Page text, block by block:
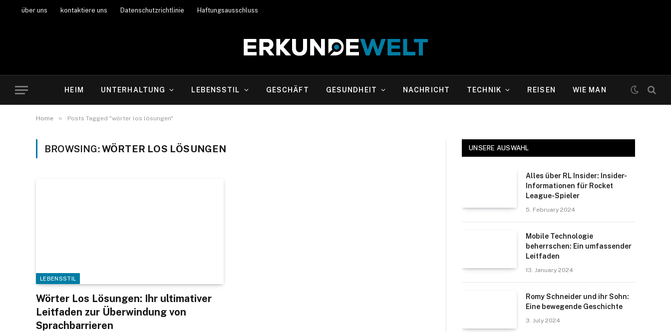
über uns kontaktiere uns Datenschutzrichtlinie Haftungsausschluss
HEIM UNTERHALTUNG LEBENSSTIL GESCHÄFT GESUNDHEIT NACHRICHT TECHNIK REISEN WIE MAN
Home » Posts Tagged "wörter los lösungen"
BROWSING:WÖRTER LOS LÖSUNGEN
LEBENSSTIL
Wörter Los Lösungen: Ihr ultimativer
Leitfaden zur Überwindung von
Sprachbarrieren
UNSERE AUSWAHL
Alles über RL Insider: Insider-
Informationen für Rocket
League-Spieler
5. February 2024
Mobile Technologie
beherrschen: Ein umfassender
Leitfaden
13. January 2024
Romy Schneider und ihr Sohn:
Eine bewegende Geschichte
3. July 2024